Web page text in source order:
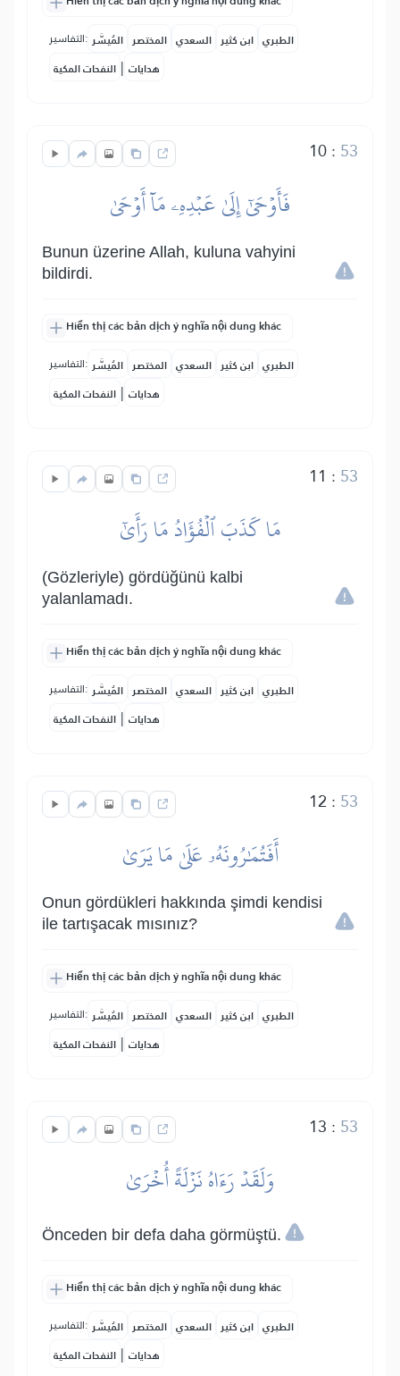
التفاسير: المُيسَّر المختصر السعدي ابن كثير الطبري
النفحات المكية | هدايات
10: 53
فَأَوۡحَىٰٓ إِلَىٰ عَبۡدِهِۦ مَآ أَوۡحَىٰ
Bunun üzerine Allah, kuluna vahyini
bildirdi.
Hiển thị các bản dịch ý nghĩa nội dung khác
التفاسير: المُيسَّر المختصر السعدي ابن كثير الطبري
النفحات المكية | هدايات
11 : 53
مَا كَذَبَ ٱلۡفُؤَادُ مَا رَأَىٰٓ
(Gözleriyle) gördüğünü kalbi
yalanlamadı.
Hiển thị các bản dịch ý nghĩa nội dung khác
التفاسير: المُيسَّر المختصر السعدي ابن كثير الطبري
النفحات المكية | هدايات
12 : 53
أَفَتُمَٰرُونَهُۥ عَلَىٰ مَا يَرَىٰ
Onun gördükleri hakkında şimdi kendisi
ile tartışacak mısınız?
Hiển thị các bản dịch ý nghĩa nội dung khác
التفاسير: المُيسَّر المختصر السعدي ابن كثير الطبري
النفحات المكية | هدايات
13 : 53
وَلَقَدۡ رَءَاهُ نَزۡلَةً أُخۡرَىٰ
Önceden bir defa daha görmüştü.
Hiển thị các bản dịch ý nghĩa nội dung khác
التفاسير: المُيسَّر المختصر السعدي ابن كثير الطبري
النفحات المكية | هدايات